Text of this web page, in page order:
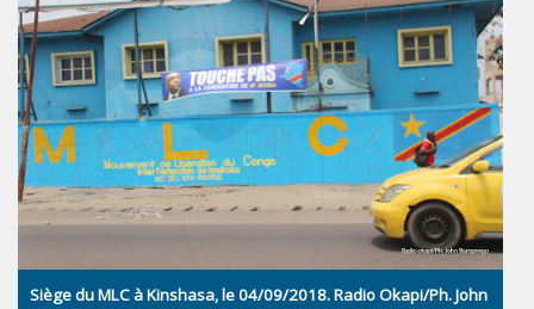
Siège du MLC à Kinshasa, le 04/09/2018. Radio Okapi/Ph. John